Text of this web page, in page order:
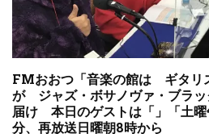
FMおおつ「音楽の館は ギタリ
が ジャズ・ボサノヴァ・ブラッ
届け 本日のゲストは「」「土
分、再放送日曜朝8時から